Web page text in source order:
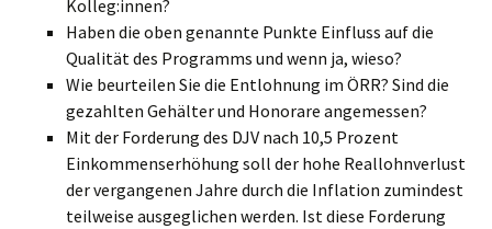
Kolleg:innen?
Haben die oben genannte Punkte Einfluss auf die
Qualität des Programms und wenn ja, wieso?
Wie beurteilen Sie die Entlohnung im ÖRR? Sind die
gezahlten Gehälter und Honorare angemessen?
Mit der Forderung des DJV nach 10,5 Prozent
Einkommenserhöhung soll der hohe Reallohnverlust
der vergangenen Jahre durch die Inflation zumindest
teilweise ausgeglichen werden. Ist diese Forderung